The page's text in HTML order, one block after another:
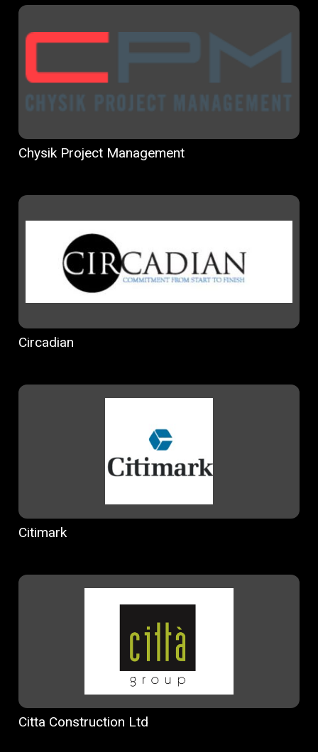
Chysik Project Management
Circadian
Citimark
Citta Construction Ltd